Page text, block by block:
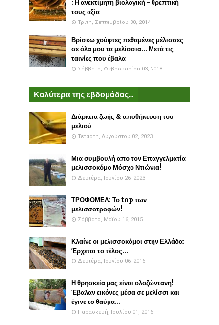
: Η ανεκτίμητη βιολογική - θρεπτική
τους αξία
Τρίτη, Σεπτεμβρίου 30, 2014
Βρίσκω χούφτες πεθαμένες μέλισσες
σε όλα μου τα μελίσσια... Μετά τις
ταινίες που έβαλα
Σάββατο, Φεβρουαρίου 03, 2018
Καλύτερα της εβδομάδας...
Διάρκεια ζωής & αποθήκευση του
μελιού
Τετάρτη, Αυγούστου 02, 2023
Μια συμβουλή απο τον Επαγγελματία
μελισσοκόμο Μόσχο Ντιώνια!
Δευτέρα, Ιουνίου 26, 2023
ΤΡΟΦΟΜΕΛ: Το top των
μελισσοτροφών!
Σάββατο, Μαΐου 16, 2015
Κλαίνε οι μελισσοκόμοι στην Ελλάδα:
Έρχεται το τέλος...
Δευτέρα, Ιουνίου 06, 2016
Η θρησκεία μας είναι ολοζώντανη!
Έβαλαν εικόνες μέσα σε μελίσσι και
έγινε το θαύμα...
Παρασκευή, Ιουλίου 01, 2016